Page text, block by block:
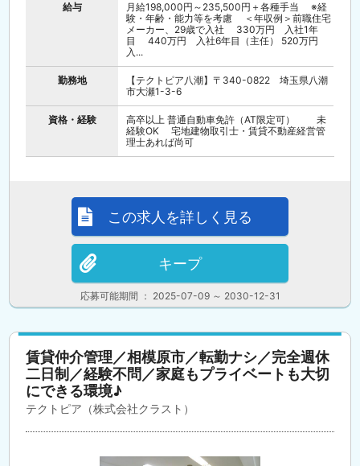
給与
月給198,000円～235,500円＋各種手当 ※経
験・年齢・能力等を考慮 ＜年収例＞前職住宅
メーカー、29歳で入社 330万円 入社1年
目 440万円 入社6年目（主任） 520万円
入...
勤務地
【テクトピア八潮】〒340-0822 埼玉県八潮
市大瀬1-3-6
資格・経験
高卒以上 普通自動車免許（AT限定可） 未
経験OK 宅地建物取引士・賃貸不動産経営管
理士あれば尚可
応募可能期間 ： 2025-07-09 ～ 2030-12-31
この求人を詳しく見る
キープ
賃貸仲介管理／相模原市／転勤ナシ／完全週休
二日制／経験不問／家庭もプライベートも大切
にできる環境♪
テクトピア（株式会社クラスト）